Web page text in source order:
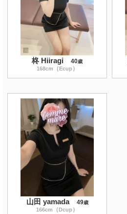
柊 Hiiragi 40歳
168cm （ Ecup ）
山田 yamada 49歳
166cm （ Dcup ）